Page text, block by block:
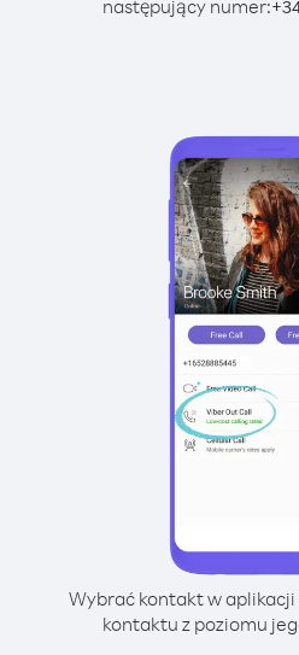
następujący numer:+
Wybrać kontakt w
kontaktu z poziomu